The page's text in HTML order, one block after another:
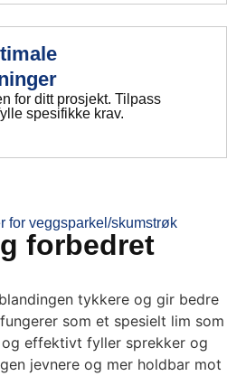
for ditt prosjekt. Tilpass
spesifikke krav.
for veggsparkel/skumstrøk
forbedret
tykkere og gir bedre
som et spesielt lim som
effektivt fyller sprekker og
jevnere og mer holdbar mot